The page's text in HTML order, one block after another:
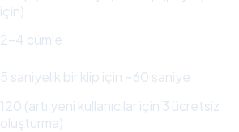
için)
2-4 cümle
5 saniyelik bir klip için ~60 saniye
120 (artı yeni kullanıcılar için 3 ücretsiz
oluşturma)